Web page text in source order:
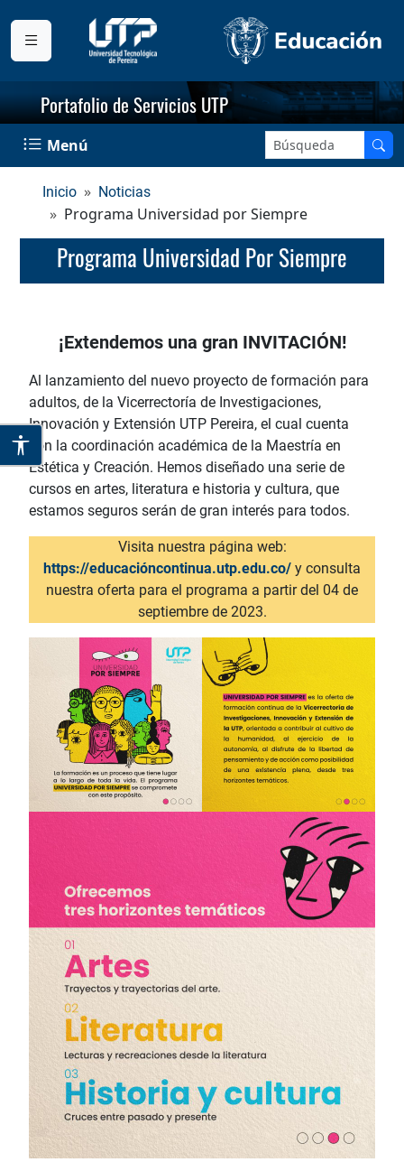
Portafolio de Servicios UTP
Menú
Inicio Noticias
Programa Universidad por Siempre
Programa Universidad Por Siempre
¡Extendemos una gran INVITACIÓN!
Al lanzamiento del nuevo proyecto de formación para
adultos, de la Vicerrectoría de Investigaciones,
Innovación y Extensión UTP Pereira, el cual cuenta
con la coordinación académica de la Maestría en
Estética y Creación. Hemos diseñado una serie de
cursos en artes, literatura e historia y cultura, que
estamos seguros serán de gran interés para todos.
Visita nuestra página web:
https://educacióncontinua.utp.edu.co/ y consulta
nuestra oferta para el programa a partir del 04 de
septiembre de 2023.